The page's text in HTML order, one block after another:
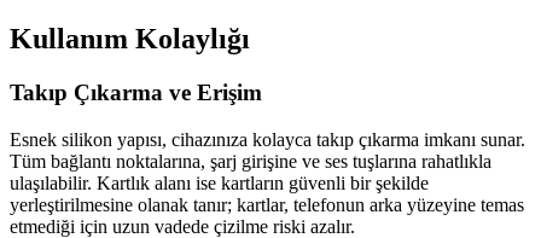
Kullanım Kolaylığı
Takıp Çıkarma ve Erişim
Esnek silikon yapısı, cihazınıza kolayca takıp çıkarma imkanı sunar.
Tüm bağlantı noktalarına, şarj girişine ve ses tuşlarına rahatlıkla
ulaşılabilir. Kartlık alanı ise kartların güvenli bir şekilde
yerleştirilmesine olanak tanır; kartlar, telefonun arka yüzeyine temas
etmediği için uzun vadede çizilme riski azalır.